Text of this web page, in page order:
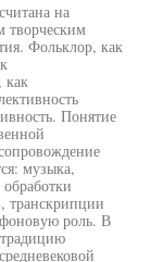
на
творческим
Фольклор, как
как
Понятие
музыка,
транскрипции
роль. В